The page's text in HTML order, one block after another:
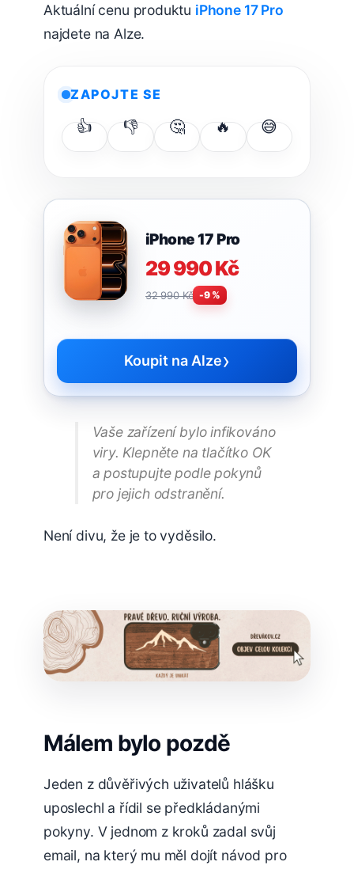
Aktuální cenu produktu iPhone 17 Pro
najdete na Alze.
ZAPOJTE SE
👍 👎 🤔 🔥 😅
iPhone 17 Pro
29 990 Kč
32 990 Kč -9 %
Koupit na Alze›
Vaše zařízení bylo infikováno
viry. Klepněte na tlačítko OK
a postupujte podle pokynů
pro jejich odstranění.
Není divu, že je to vyděsilo.
Málem bylo pozdě
Jeden z důvěřivých uživatelů hlášku
uposlechl a řídil se předkládanými
pokyny. V jednom z kroků zadal svůj
email, na který mu měl dojít návod pro